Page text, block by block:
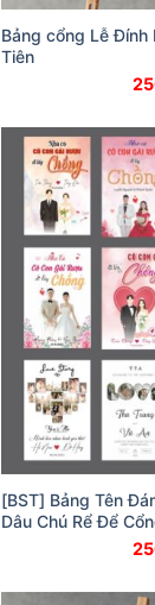
Bảng cổng Lễ Đính
Tiên
[BST] Bảng Tên
Dâu Chú Rể Để